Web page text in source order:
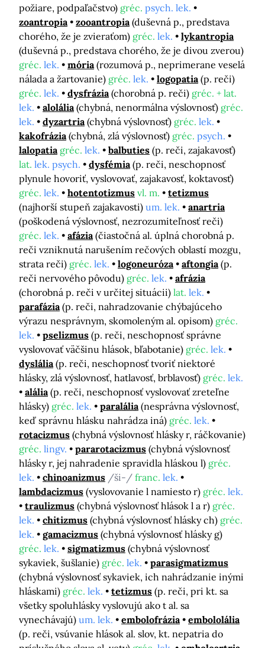
požiare, podpaľačstvo) gréc. psych. lek.
zoantropia
zooantropia (duševná p., predstava
chorého, že je zvieraťom) gréc. lek.
lykantropia
(duševná p., predstava chorého, že je divou zverou)
gréc. lek. mória (rozumová p., neprimerane veselá
nálada a žartovanie) gréc. lek. logopatia (p. reči)
gréc. lek. dysfrázia (chorobná p. reči) gréc. + lat.
lek.
alolália (chybná, nenormálna výslovnosť) gréc.
lek.
dyzartria (chybná výslovnosť) gréc. lek.
kakofrázia (chybná, zlá výslovnosť) gréc. psych.
lalopatia gréc. lek. balbuties (p. reči, zajakavosť)
lat. lek. psych. dysfémia (p. reči, neschopnosť
plynule hovoriť, vyslovovať, zajakavosť, koktavosť)
gréc. lek. hotentotizmus vl. m.
tetizmus
(najhorší stupeň zajakavosti) um. lek.
anartria
(poškodená výslovnosť, nezrozumiteľnosť reči)
gréc. lek. afázia (čiastočná al. úplná chorobná p.
reči vzniknutá narušením rečových oblastí mozgu,
strata reči) gréc. lek. logoneuróza aftongia (p.
reči nervového pôvodu) gréc. lek.
afrázia
(chorobná p. reči v určitej situácii) lat. lek.
parafázia (p. reči, nahradzovanie chýbajúceho
výrazu nesprávnym, skomoleným al. opisom) gréc.
lek.
pselizmus (p. reči, neschopnosť správne
vyslovovať väčšinu hlások, bľabotanie) gréc. lek.
dyslália (p. reči, neschopnosť tvoriť niektoré
hlásky, zlá výslovnosť, hatlavosť, brblavosť) gréc. lek.
alália (p. reči, neschopnosť vyslovovať zreteľne
hlásky) gréc. lek. paralália (nesprávna výslovnosť,
keď správnu hlásku nahrádza iná) gréc. lek.
rotacizmus (chybná výslovnosť hlásky r, ráčkovanie)
gréc. lingv. pararotacizmus (chybná výslovnosť
hlásky r, jej nahradenie spravidla hláskou l) gréc.
lek.
chinoanizmus /ši-/ franc. lek.
lambdacizmus (vyslovovanie l namiesto r) gréc. lek.
traulizmus (chybná výslovnosť hlások l a r) gréc.
lek.
chitizmus (chybná výslovnosť hlásky ch) gréc.
lek.
gamacizmus (chybná výslovnosť hlásky g)
gréc. lek. sigmatizmus (chybná výslovnosť
sykaviek, šušlanie) gréc. lek.
parasigmatizmus
(chybná výslovnosť sykaviek, ich nahrádzanie inými
hláskami) gréc. lek. tetizmus (p. reči, pri kt. sa
všetky spoluhlásky vyslovujú ako t al. sa
vynechávajú) um. lek. embolofrázia
embololália
(p. reči, vsúvanie hlások al. slov, kt. nepatria do